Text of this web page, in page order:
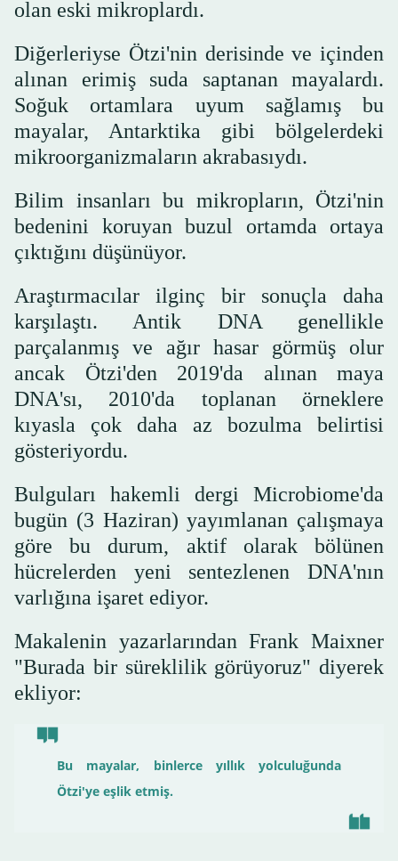
olan eski mikroplardı.
Diğerleriyse Ötzi'nin derisinde ve içinden
alınan erimiş suda saptanan mayalardı.
Soğuk ortamlara uyum sağlamış bu
mayalar, Antarktika gibi bölgelerdeki
mikroorganizmaların akrabasıydı.
Bilim insanları bu mikropların, Ötzi'nin
bedenini koruyan buzul ortamda ortaya
çıktığını düşünüyor.
Araştırmacılar ilginç bir sonuçla daha
karşılaştı. Antik DNA genellikle
parçalanmış ve ağır hasar görmüş olur
ancak Ötzi'den 2019'da alınan maya
DNA'sı, 2010'da toplanan örneklere
kıyasla çok daha az bozulma belirtisi
gösteriyordu.
Bulguları hakemli dergi Microbiome'da
bugün (3 Haziran) yayımlanan çalışmaya
göre bu durum, aktif olarak bölünen
hücrelerden yeni sentezlenen DNA'nın
varlığına işaret ediyor.
Makalenin yazarlarından Frank Maixner
"Burada bir süreklilik görüyoruz" diyerek
ekliyor:
Bu mayalar, binlerce yıllık yolculuğunda
Ötzi'ye eşlik etmiş.